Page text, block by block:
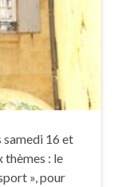
samedi 16 et
thèmes : le
», pour